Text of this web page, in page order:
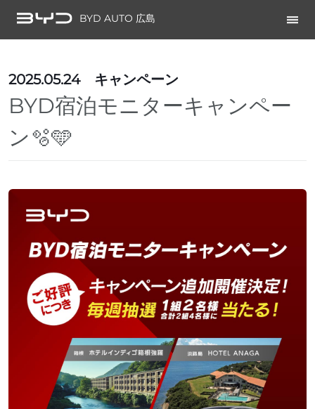
BYD AUTO 広島
2025.05.24 キャンペーン
BYD宿泊モニターキャンペー
ン🫧🩵